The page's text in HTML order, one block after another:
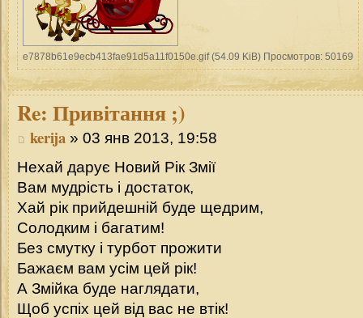
e7878b61e9ecb413fae91d5a11f0150e.gif (54.09 KiB) Просмотров: 50169
Re: Привітання ;)
kerija » 03 янв 2013, 19:58
Нехай дарує Новий Рік Змії
Вам мудрість і достаток,
Хай рік прийдешній буде щедрим,
Солодким і багатим!
Без смутку і турбот прожити
Бажаєм вам усім цей рік!
А Змійка буде наглядати,
Щоб успіх цей від вас не втік!